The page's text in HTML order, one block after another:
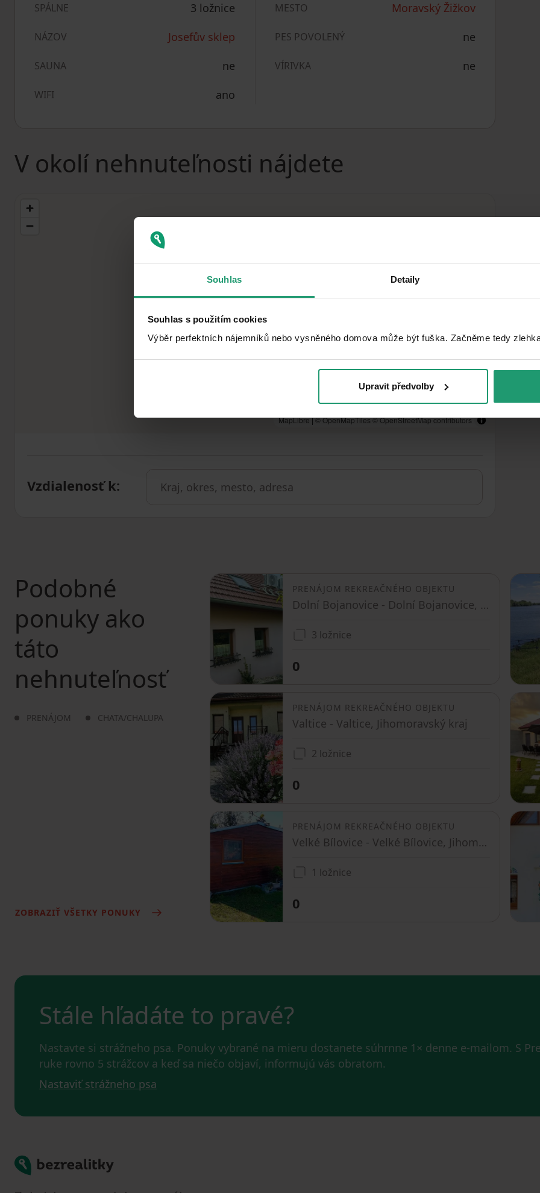
Souhlas Detaily
Souhlas s použitím cookies
Výběr perfektních nájemníků nebo vysněného domova může být fuška. Začněme tedy
Upravit předvolby
SPÁLNE 3 ložnice
NÁZOV Josefův sklep
SAUNA ne
WIFI ano
MESTO Moravský Žižkov
PES POVOLENÝ ne
VÍRIVKA ne
V okolí nehnuteľnosti nájdete
MapLibre|© OpenMapTiles© OpenStreetMap contributors
Vzdialenosť k:
Podobné
ponuky ako
táto
nehnuteľnosť
PRENÁJOM CHATA/CHALUPA
ZOBRAZIŤ VŠETKY PONUKY
PRENÁJOM REKREAČNÉHO OBJEKTU
Dolní Bojanovice - Dolní Bojanovice, Jihomoravský kraj
3 ložnice
0
PRENÁJOM REKREAČNÉHO OBJEKTU
Valtice - Valtice, Jihomoravský kraj
2 ložnice
0
PRENÁJOM REKREAČNÉHO OBJEKTU
Velké Bílovice - Velké Bílovice, Jihomoravský kraj
1 ložnice
0
Stále hľadáte to pravé?
Nastavte si strážneho psa. Ponuky vybrané na mieru dostanete súhrnne 1× denne e-mailom. S
ruke rovno 5 strážcov a keď sa niečo objaví, informujú vás obratom.
Nastaviť strážneho psa
Bezrealitky